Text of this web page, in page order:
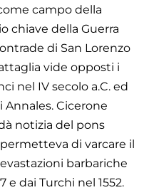
campo della
chiave della Guerra
di San Lorenzo
vide opposti i
nel IV secolo a.C. ed
Cicerone
notizia del pons
di varcare il
barbariche
e dai Turchi nel 1552.